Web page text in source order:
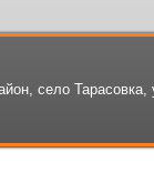
село